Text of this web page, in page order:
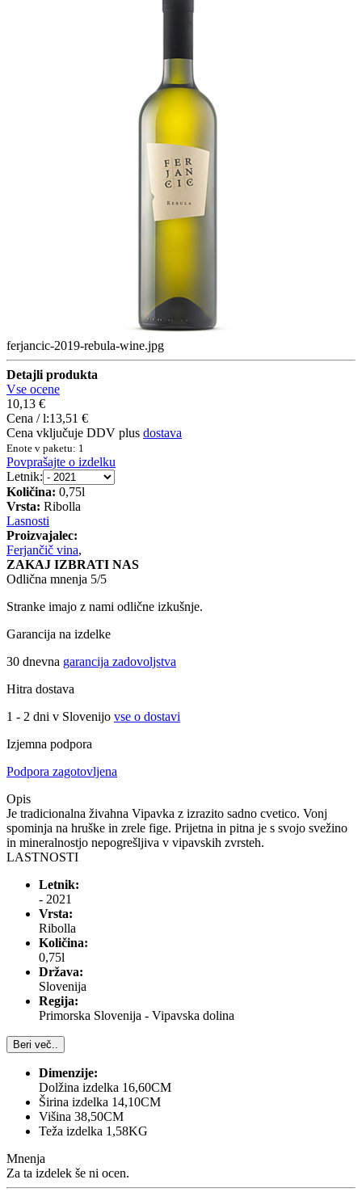
ferjancic-2019-rebula-wine.jpg
Detajli produkta
Vse ocene
10,13 €
Cena / l:13,51 €
Cena vključuje DDV plus dostava
Enote v paketu: 1
Povprašajte o izdelku
Letnik:
Količina: 0,75l
Vrsta: Ribolla
Lasnosti
Proizvajalec:
Ferjančič vina,
ZAKAJ IZBRATI NAS
Odlična mnenja 5/5
Stranke imajo z nami odlične izkušnje.
Garancija na izdelke
30 dnevna garancija zadovoljstva
Hitra dostava
1 - 2 dni v Slovenijo vse o dostavi
Izjemna podpora
Podpora zagotovljena
Opis
Je tradicionalna živahna Vipavka z izrazito sadno cvetico. Vonj
spominja na hruške in zrele fige. Prijetna in pitna je s svojo svežino
in mineralnostjo nepogrešljiva v vipavskih zvrsteh.
LASTNOSTI
Letnik:
- 2021
Vrsta:
Ribolla
Količina:
0,75l
Država:
Slovenija
Regija:
Primorska Slovenija - Vipavska dolina
Beri več..
Dimenzije:
Dolžina izdelka 16,60CM
Širina izdelka 14,10CM
Višina 38,50CM
Teža izdelka 1,58KG
Mnenja
Za ta izdelek še ni ocen.